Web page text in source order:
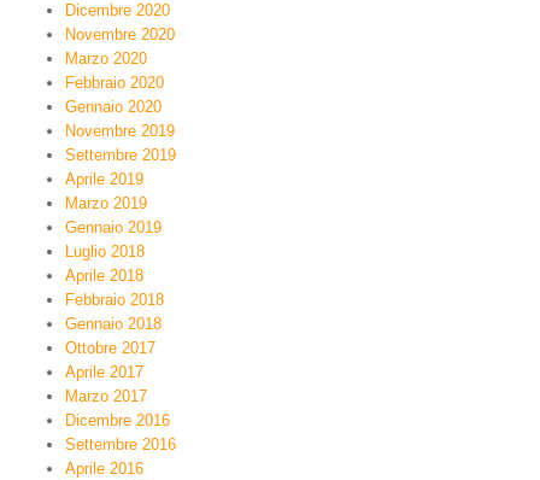
Dicembre 2020
Novembre 2020
Marzo 2020
Febbraio 2020
Gennaio 2020
Novembre 2019
Settembre 2019
Aprile 2019
Marzo 2019
Gennaio 2019
Luglio 2018
Aprile 2018
Febbraio 2018
Gennaio 2018
Ottobre 2017
Aprile 2017
Marzo 2017
Dicembre 2016
Settembre 2016
Aprile 2016